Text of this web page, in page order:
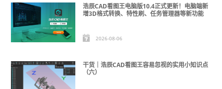
浩辰CAD看图王电脑版10.4正式更新！电脑端新
增3D格式转换、特性刷、任务管理器等新功能
2026-08-06
干货｜浩辰CAD看图王容易忽视的实用小知识点
（六）